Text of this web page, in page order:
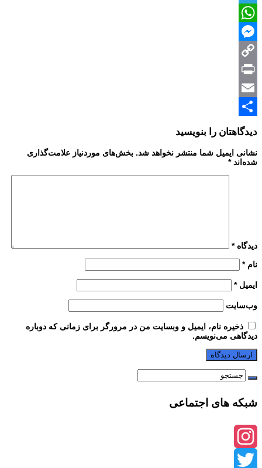
Telegram
WhatsApp
Messenger
Copy
Link
Print
Email
Share
دیدگاهتان را بنویسید
نشانی ایمیل شما منتشر نخواهد شد. بخش‌های موردنیاز علامت‌گذاری
شده‌اند*
دیدگاه*
نام*
ایمیل*
وب‌سایت
ذخیره نام، ایمیل و وبسایت من در مرورگر برای زمانی که دوباره
دیدگاهی می‌نویسم.
شبکه های اجتماعی
Instagram